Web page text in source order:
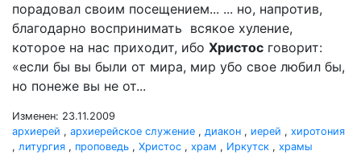
порадовал своим посещением... ... но, напротив,
благодарно воспринимать всякое хуление,
которое на нас приходит, ибо Христос говорит:
«если бы вы были от мира, мир убо свое любил бы,
но понеже вы не от...
Изменен: 23.11.2009
архиерей , архиерейское служение , диакон , иерей , хиротония
, литургия , проповедь , Христос , храм , Иркутск , храмы